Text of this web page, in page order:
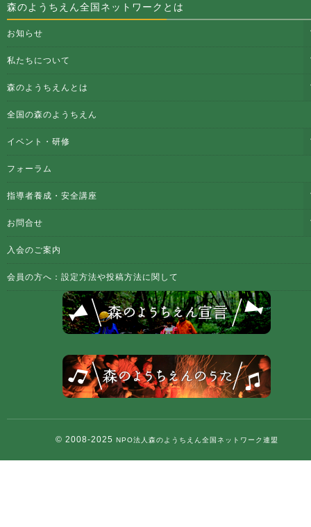
森のようちえん全国ネットワークとは
お知らせ
私たちについて
森のようちえんとは
全国の森のようちえん
イベント・研修
フォーラム
指導者養成・安全講座
お問合せ
入会のご案内
会員の方へ：設定方法や投稿方法に関して
© 2008-2025 NPO法人森のようちえん全国ネットワーク連盟